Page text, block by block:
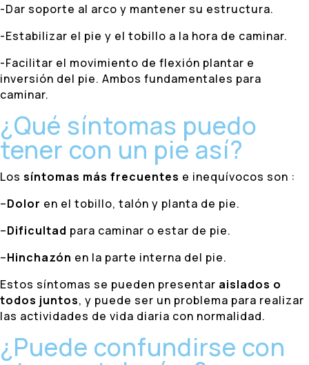
-Dar soporte al arco y mantener su estructura.
-Estabilizar el pie y el tobillo a la hora de caminar.
-Facilitar el movimiento de flexión plantar e
inversión del pie. Ambos fundamentales para
caminar.
¿Qué síntomas puedo
tener con un pie así?
Los síntomas más frecuentes e inequívocos son :
–Dolor en el tobillo, talón y planta de pie.
–Dificultad para caminar o estar de pie.
–Hinchazón en la parte interna del pie.
Estos síntomas se pueden presentar aislados o
todos juntos, y puede ser un problema para realizar
las actividades de vida diaria con normalidad.
¿Puede confundirse con